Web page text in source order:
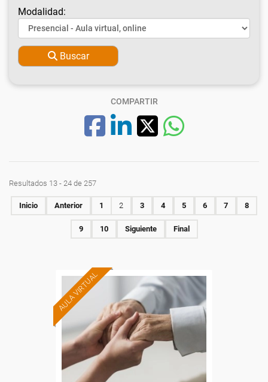
Modalidad:
Buscar
COMPARTIR
Resultados 13 - 24 de 257
Inicio Anterior 1 2 3 4 5 6 7 8
9 10 Siguiente Final
AULA VIRTUAL Formación 100%
subvencionada.
Para trabajadores y
autónomos.